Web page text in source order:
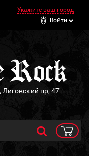
Укажите ваш город
Войти
Лиговский пр, 47